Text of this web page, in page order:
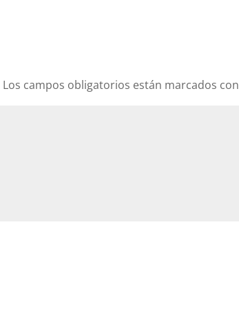
Los campos obligatorios están marcados con